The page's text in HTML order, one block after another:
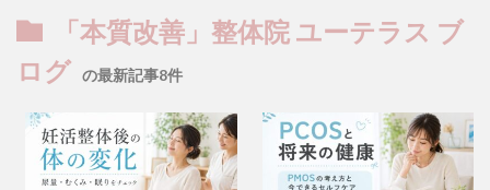
「本質改善」整体院 ユーテラス ブ
ログ の最新記事8件